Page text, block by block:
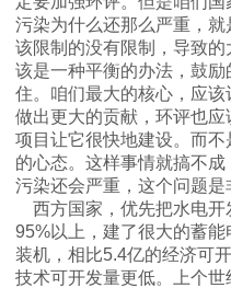
合
作
科
学
污染为什么还那么严重，就
该限制的没有限制，导致
该是一种平衡的办法，鼓
住。咱们最大的核心，应
做出更大的贡献，环评也
项目让它很快地建设。而
的心态。这样事情就搞不
污染还会严重，这个问题是
西方国家，优先把水电开
95%以上，建了很大的蓄
装机，相比5.4亿的经济可
技术可开发量更低。上个世